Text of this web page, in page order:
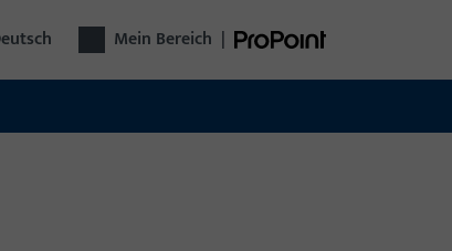
Mein Bereich |